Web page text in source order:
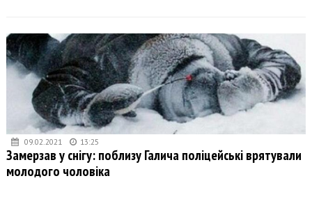
09.02.2021 13:25
Замерзав у снігу: поблизу Галича поліцейські врятували
молодого чоловіка